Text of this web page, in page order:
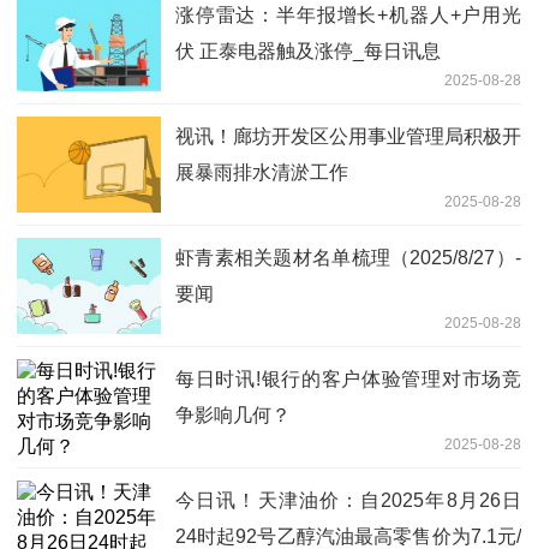
涨停雷达：半年报增长+机器人+户用光
伏 正泰电器触及涨停_每日讯息
2025-08-28
视讯！廊坊开发区公用事业管理局积极开
展暴雨排水清淤工作
2025-08-28
虾青素相关题材名单梳理（2025/8/27）-
要闻
2025-08-28
每日时讯!银行的客户体验管理对市场竞
争影响几何？
2025-08-28
今日讯！天津油价：自2025年8月26日
24时起92号乙醇汽油最高零售价为7.1元/